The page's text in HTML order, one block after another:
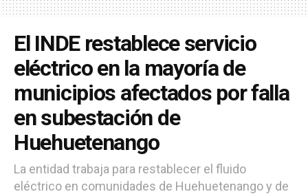
El INDE restablece servicio
eléctrico en la mayoría de
municipios afectados por falla
en subestación de
Huehuetenango
La entidad trabaja para restablecer el fluido
eléctrico en comunidades de Huehuetenango y de